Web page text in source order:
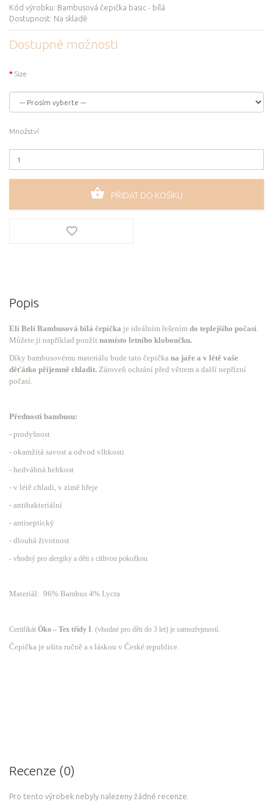
Kód výrobku: Bambusová čepička basic - bílá
Dostupnost: Na skladě
Dostupné možnosti
Size
Množství
PŘIDAT DO KOŠÍKU
Popis
Elí Belí Bambusová bílá čepička je ideálním řešením do teplejšího počasí.
Můžete ji například použít namísto letního kloboučku.
Díky bambusovému materiálu bude tato čepička na jaře a v létě vaše
děťátko příjemně chladit. Zároveň ochrání před větrem a další nepřízní
počasí.
Přednosti bambusu:
- prodyšnost
- okamžitá savost a odvod vlhkosti
- hedvábná hebkost
- v létě chladí, v zimě hřeje
- antibakteriální
- antiseptický
- dlouhá životnost
- vhodný pro alergiky a děti s citlivou pokožkou
Materiál: 96% Bambus 4% Lycra
Certifikát Öko – Tex třídy I. (vhodné pro děti do 3 let) je samozřejmostí.
Čepička je ušita ručně a s láskou v České republice.
Recenze (0)
Pro tento výrobek nebyly nalezeny žádné recenze.